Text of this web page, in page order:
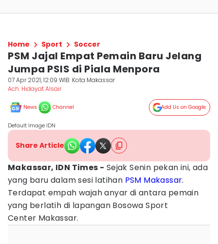
Home Sport Soccer
PSM Jajal Empat Pemain Baru Jelang
Jumpa PSIS di Piala Menpora
07 Apr 2021, 12:09 WIB Kota Makassar
Ach. Hidayat Alsair
News Channel Add Us on Google
Default Image IDN
Share Article
Makassar, IDN Times - Sejak Senin pekan ini, ada
yang baru dalam sesi latihan PSM Makassar.
Terdapat empah wajah anyar di antara pemain
yang berlatih di lapangan Bosowa Sport
Center Makassar.